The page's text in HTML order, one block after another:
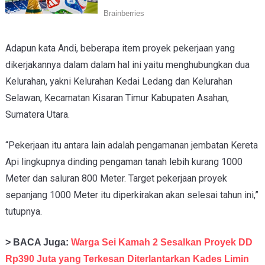
Adapun kata Andi, beberapa item proyek pekerjaan yang
dikerjakannya dalam dalam hal ini yaitu menghubungkan dua
Kelurahan, yakni Kelurahan Kedai Ledang dan Kelurahan
Selawan, Kecamatan Kisaran Timur Kabupaten Asahan,
Sumatera Utara.
“Pekerjaan itu antara lain adalah pengamanan jembatan Kereta
Api lingkupnya dinding pengaman tanah lebih kurang 1000
Meter dan saluran 800 Meter. Target pekerjaan proyek
sepanjang 1000 Meter itu diperkirakan akan selesai tahun ini,”
tutupnya.
> BACA Juga: Warga Sei Kamah 2 Sesalkan Proyek DD
Rp390 Juta yang Terkesan Diterlantarkan Kades Limin